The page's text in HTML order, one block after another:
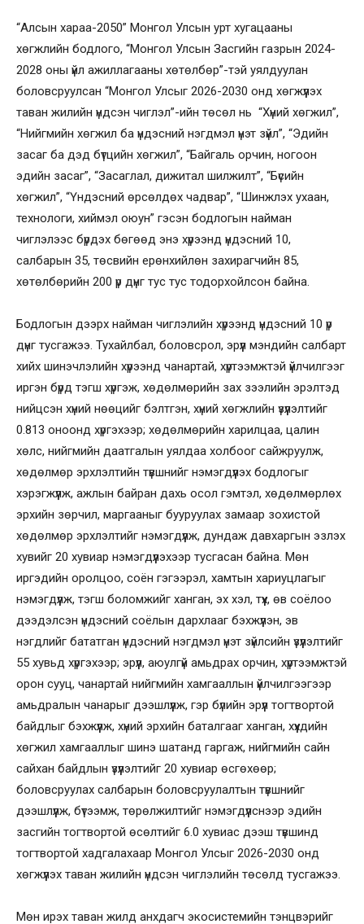
“Алсын хараа-2050” Монгол Улсын урт хугацааны
хөгжлийн бодлого, “Монгол Улсын Засгийн газрын 2024-
2028 оны үйл ажиллагааны хөтөлбөр”-тэй уялдуулан
боловсруулсан “Монгол Улсыг 2026-2030 онд хөгжүүлэх
таван жилийн үндсэн чиглэл”-ийн төсөл нь “Хүний хөгжил”,
“Нийгмийн хөгжил ба үндэсний нэгдмэл үнэт зүйл”, “Эдийн
засаг ба дэд бүтцийн хөгжил”, “Байгаль орчин, ногоон
эдийн засаг”, “Засаглал, дижитал шилжилт”, “Бүсийн
хөгжил”, “Үндэсний өрсөлдөх чадвар”, “Шинжлэх ухаан,
технологи, хиймэл оюун” гэсэн бодлогын найман
чиглэлээс бүрдэх бөгөөд энэ хүрээнд үндэсний 10,
салбарын 35, төсвийн ерөнхийлөн захирагчийн 85,
хөтөлбөрийн 200 үр дүнг тус тус тодорхойлсон байна.
Бодлогын дээрх найман чиглэлийн хүрээнд үндэсний 10 үр
дүнг тусгажээ. Тухайлбал, боловсрол, эрүүл мэндийн салбарт
хийх шинэчлэлийн хүрээнд чанартай, хүртээмжтэй үйлчилгээг
иргэн бүрд тэгш хүргэж, хөдөлмөрийн зах зээлийн эрэлтэд
нийцсэн хүний нөөцийг бэлтгэн, хүний хөгжлийн үзүүлэлтийг
0.813 оноонд хүргэхээр; хөдөлмөрийн харилцаа, цалин
хөлс, нийгмийн даатгалын уялдаа холбоог сайжруулж,
хөдөлмөр эрхлэлтийн түвшнийг нэмэгдүүлэх бодлогыг
хэрэгжүүлж, ажлын байран дахь осол гэмтэл, хөдөлмөрлөх
эрхийн зөрчил, маргааныг бууруулах замаар зохистой
хөдөлмөр эрхлэлтийг нэмэгдүүлж, дундаж давхаргын эзлэх
хувийг 20 хувиар нэмэгдүүлэхээр тусгасан байна. Мөн
иргэдийн оролцоо, соён гэгээрэл, хамтын хариуцлагыг
нэмэгдүүлж, тэгш боломжийг ханган, эх хэл, түүх, өв соёлоо
дээдэлсэн үндэсний соёлын дархлааг бэхжүүлэн, эв
нэгдлийг бататган үндэсний нэгдмэл үнэт зүйлсийн үзүүлэлтийг
55 хувьд хүргэхээр; эрүүл, аюулгүй амьдрах орчин, хүртээмжтэй
орон сууц, чанартай нийгмийн хамгааллын үйлчилгээгээр
амьдралын чанарыг дээшлүүлж, гэр бүлийн эрүүл тогтвортой
байдлыг бэхжүүлж, хүний эрхийн баталгааг ханган, хүүхдийн
хөгжил хамгааллыг шинэ шатанд гаргаж, нийгмийн сайн
сайхан байдлын үзүүлэлтийг 20 хувиар өсгөхөөр;
боловсруулах салбарын боловсруулалтын түвшнийг
дээшлүүлж, бүтээмж, төрөлжилтийг нэмэгдүүлснээр эдийн
засгийн тогтвортой өсөлтийг 6.0 хувиас дээш түвшинд
тогтвортой хадгалахаар Монгол Улсыг 2026-2030 онд
хөгжүүлэх таван жилийн үндсэн чиглэлийн төсөлд тусгажээ.
Мөн ирэх таван жилд анхдагч экосистемийн тэнцвэрийг